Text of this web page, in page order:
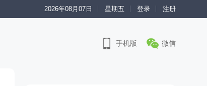
2026年08月07日 星期五 登录 注册
手机版 微信